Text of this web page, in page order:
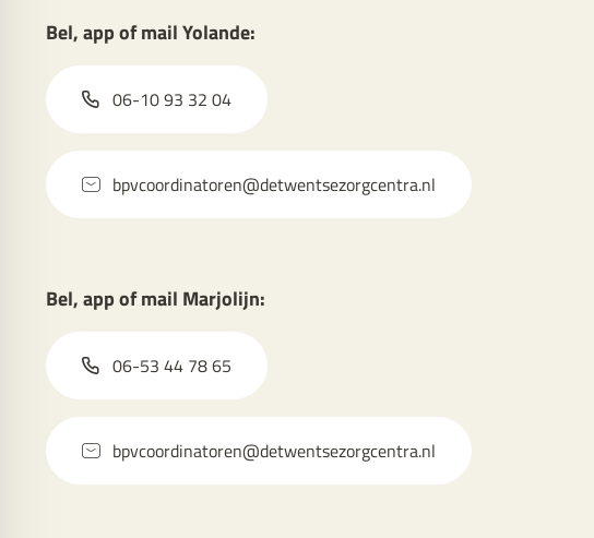
Bel, app of mail Yolande:
06-10 93 32 04
bpvcoordinatoren@detwentsezorgcentra.nl
Bel, app of mail Marjolijn:
06-53 44 78 65
bpvcoordinatoren@detwentsezorgcentra.nl